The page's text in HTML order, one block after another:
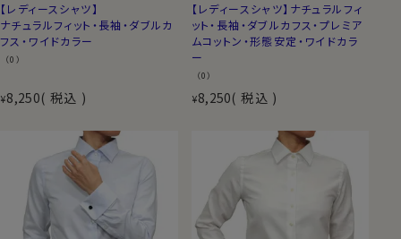
【レディースシャツ】
ナチュラルフィット・長袖・ダブルカ
フス・ワイドカラー
（0）
¥8,250 税込
【レディースシャツ】ナチュラルフィ
ット・長袖・ダブルカフス・プレミア
ムコットン・形態安定・ワイドカラ
ー
（0）
¥8,250 税込